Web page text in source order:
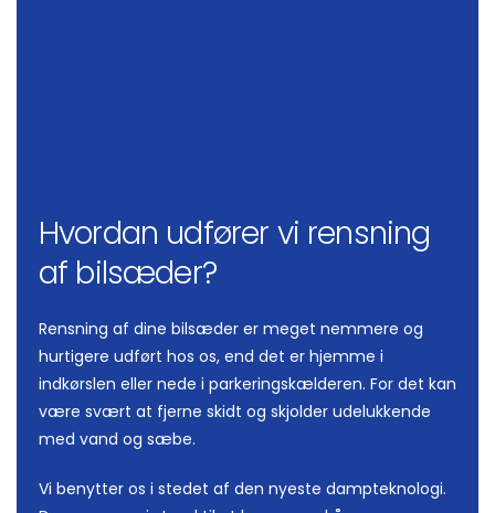
Hvordan udfører vi rensning
af bilsæder?
Rensning af dine bilsæder er meget nemmere og
hurtigere udført hos os, end det er hjemme i
indkørslen eller nede i parkeringskælderen. For det kan
være svært at fjerne skidt og skjolder udelukkende
med vand og sæbe.
Vi benytter os i stedet af den nyeste dampteknologi.